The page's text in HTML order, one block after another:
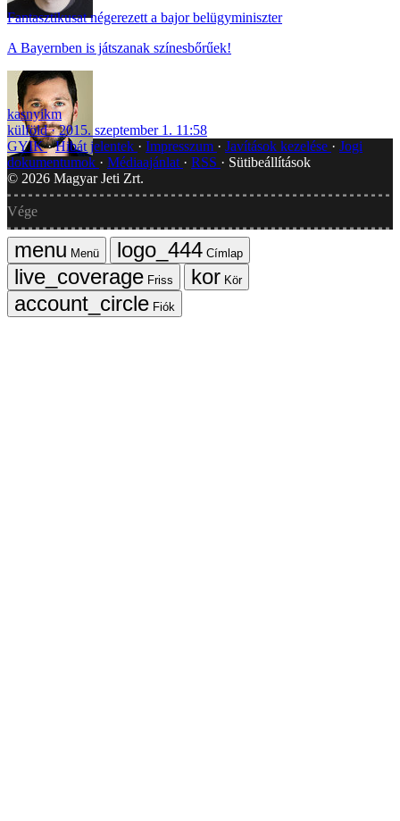
Fantasztikusat négerezett a bajor belügyminiszter
A Bayernben is játszanak színesbőrűek!
kasnyikm
külföld
2015. szeptember 1. 11:58
GYIK Hibát jelentek Impresszum Javítások kezelése
Jogi
dokumentumok
Médiaajánlat RSS
Sütibeállítások
© 2026 Magyar Jeti Zrt.
Vége
Menü
Címlap
Friss
Kör
Fiók